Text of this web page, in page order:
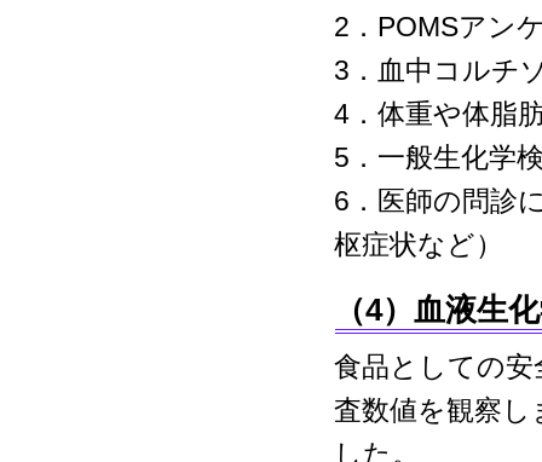
2．POMSアン
3．血中コルチ
4．体重や体脂
5．一般生化学
6．医師の問診
枢症状など）
（4）血液生
食品としての安
査数値を観察
した。